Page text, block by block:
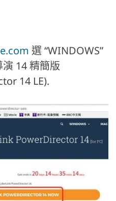
選 “WINDOWS”
14 精簡版
14 LE).